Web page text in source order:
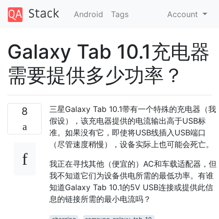
Android Tags Account
Galaxy Tab 10.1充电器
需要提供多少功率？
8
三星Galaxy Tab 10.1带有一个特殊的充电器（我
假设），该充电器提供的电流输出高于USB标
准。如果没有它，即使将USB线插入USB端口
（尽管速度稍慢），设备实际上也可能会死亡。
我正在寻找其他（便宜的）AC和车载适配器，但
我不知道它们为设备供电所需的最低功率。有谁
知道Galaxy Tab 10.1的5V USB连接或提供此信
息的链接所需的最小电流吗？